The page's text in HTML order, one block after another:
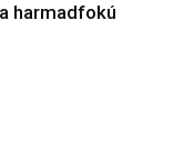
harmadfokú